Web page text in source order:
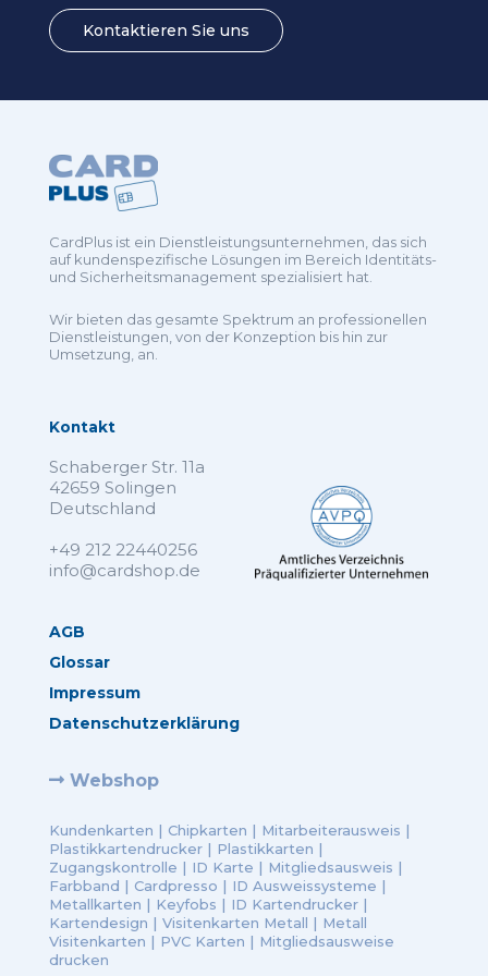
Kontaktieren Sie uns
CardPlus ist ein Dienstleistungsunternehmen, das sich
auf kundenspezifische Lösungen im Bereich Identitäts-
und Sicherheitsmanagement spezialisiert hat.
Wir bieten das gesamte Spektrum an professionellen
Dienstleistungen, von der Konzeption bis hin zur
Umsetzung, an.
Kontakt
Schaberger Str. 11a
42659 Solingen
Deutschland
+49 212 22440256
info@cardshop.de
AGB
Glossar
Impressum
Datenschutzerklärung
Webshop
Kundenkarten | Chipkarten | Mitarbeiterausweis |
Plastikkartendrucker| Plastikkarten |
Zugangskontrolle | ID Karte | Mitgliedsausweis |
Farbband | Cardpresso | ID Ausweissysteme |
Metallkarten | Keyfobs | ID Kartendrucker|
Kartendesign | Visitenkarten Metall | Metall
Visitenkarten | PVC Karten | Mitgliedsausweise
drucken